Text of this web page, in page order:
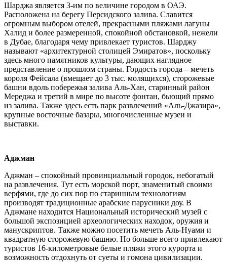
Шарджа является 3-им по величине городом в ОАЭ.
Расположена на берегу Персидского залива. Славится
огромным выбором отелей, прекрасными пляжами лагуны
Халид и более размеренной, спокойной обстановкой, нежели
в Дубае, благодаря чему привлекает туристов. Шарджу
называют «архитектурной столицей Эмиратов», поскольку
здесь много памятников культуры, дающих наглядное
представление о прошлом страны. Гордость города – мечеть
короля Фейсала (вмещает до 3 тыс. молящихся), сторожевые
башни вдоль побережья залива Аль-Хан, старинный район
Мереджа и третий в мире по высоте фонтан, бьющий прямо
из залива. Также здесь есть парк развлечений «Аль-Джазира»,
крупные восточные базары, многочисленные музеи и
выставки.
Аджман
Аджман – спокойный провинциальный городок, небогатый
на развлечения. Тут есть морской порт, знаменитый своими
верфями, где до сих пор по старинным технологиям
производят традиционные арабские парусники доу. В
Аджмане находится Национальный исторический музей с
большой экспозицией археологических находок, оружия и
манускриптов. Также можно посетить мечеть Аль-Нуами и
квадратную сторожевую башню. Но больше всего привлекают
туристов 16-километровые белые пляжи этого курорта и
возможность отдохнуть от суеты и гомона цивилизации.